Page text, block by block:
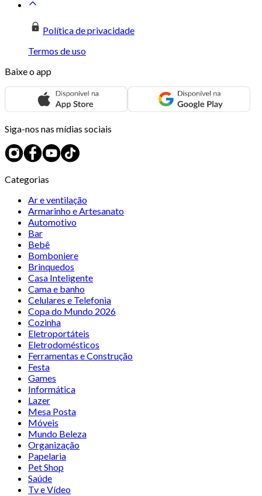
Política de privacidade
Termos de uso
Baixe o app
Siga-nos nas mídias sociais
Categorias
Ar e ventilação
Armarinho e Artesanato
Automotivo
Bar
Bebê
Bomboniere
Brinquedos
Casa Inteligente
Cama e banho
Celulares e Telefonia
Copa do Mundo 2026
Cozinha
Eletroportáteis
Eletrodomésticos
Ferramentas e Construção
Festa
Games
Informática
Lazer
Mesa Posta
Móveis
Mundo Beleza
Organização
Papelaria
Pet Shop
Saúde
Tv e Vídeo